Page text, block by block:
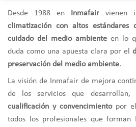
Desde 1988 en Inmafair vienen
climatización con altos estándares
cuidado del medio ambiente en lo
duda como una apuesta clara por el
preservación del medio ambiente.
La visión de Inmafair de mejora
de los servicios que
cualificación y convencimientopor el
todos los profesionales que forman